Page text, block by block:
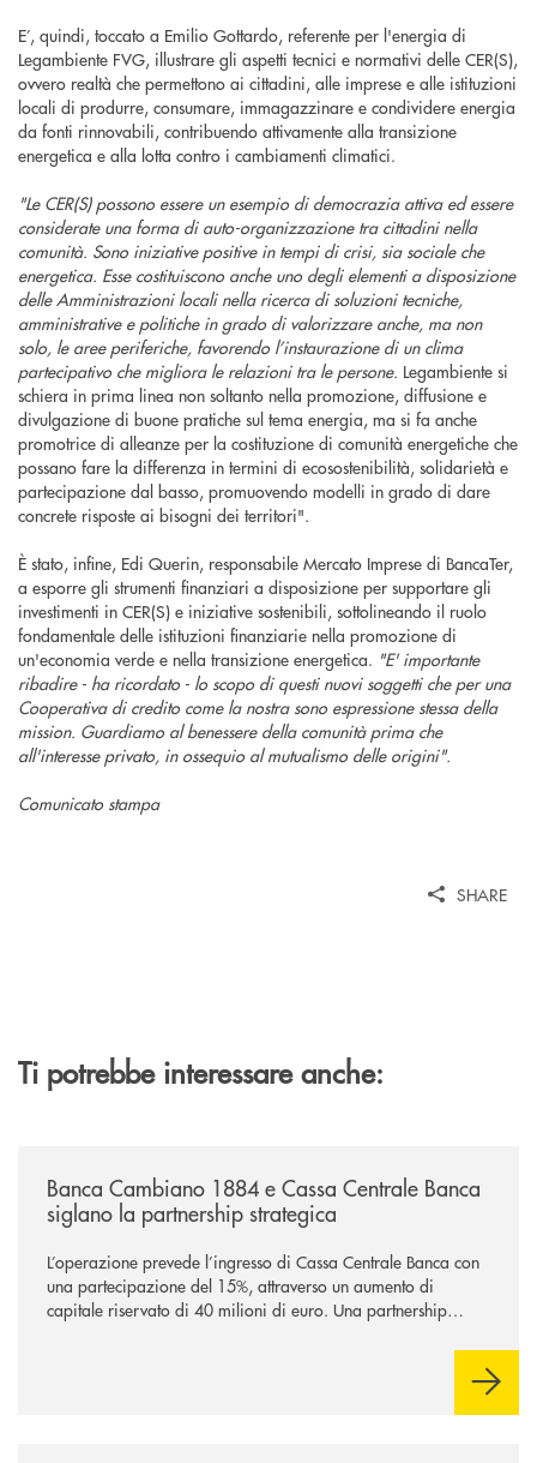
E’, quindi, toccato a Emilio Gottardo, referente per l'energia di
Legambiente FVG, illustrare gli aspetti tecnici e normativi delle CER(S),
ovvero realtà che permettono ai cittadini, alle imprese e alle istituzioni
locali di produrre, consumare, immagazzinare e condividere energia
da fonti rinnovabili, contribuendo attivamente alla transizione
energetica e alla lotta contro i cambiamenti climatici.
"Le CER(S) possono essere un esempio di democrazia attiva ed essere
considerate una forma di auto-organizzazione tra cittadini nella
comunità. Sono iniziative positive in tempi di crisi, sia sociale che
energetica. Esse costituiscono anche uno degli elementi a disposizione
delle Amministrazioni locali nella ricerca di soluzioni tecniche,
amministrative e politiche in grado di valorizzare anche, ma non
solo, le aree periferiche, favorendo l’instaurazione di un clima
partecipativo che migliora le relazioni tra le persone. Legambiente si
schiera in prima linea non soltanto nella promozione, diffusione e
divulgazione di buone pratiche sul tema energia, ma si fa anche
promotrice di alleanze per la costituzione di comunità energetiche che
possano fare la differenza in termini di ecosostenibilità, solidarietà e
partecipazione dal basso, promuovendo modelli in grado di dare
concrete risposte ai bisogni dei territori".
È stato, infine, Edi Querin, responsabile Mercato Imprese di BancaTer,
a esporre gli strumenti finanziari a disposizione per supportare gli
investimenti in CER(S) e iniziative sostenibili, sottolineando il ruolo
fondamentale delle istituzioni finanziarie nella promozione di
un'economia verde e nella transizione energetica. "E' importante
ribadire - ha ricordato - lo scopo di questi nuovi soggetti che per una
Cooperativa di credito come la nostra sono espressione stessa della
mission. Guardiamo al benessere della comunità prima che
all'interesse privato, in ossequio al mutualismo delle origini".
Comunicato stampa
SHARE
Ti potrebbe interessare anche:
Banca Cambiano 1884 e Cassa Centrale Banca
siglano la partnership strategica
L’operazione prevede l’ingresso di Cassa Centrale Banca con
una partecipazione del 15%, attraverso un aumento di
capitale riservato di 40 milioni di euro. Una partnership
comuni e sulla prossimità ai territori, per ampliare l’offerta e